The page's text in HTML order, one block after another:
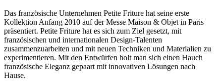
Das französische Unternehmen Petite Friture hat seine erste
Kollektion Anfang 2010 auf der Messe Maison & Objet in Paris
präsentiert. Petite Friture hat es sich zum Ziel gesetzt, mit
französischen und internationalen Design-Talenten
zusammenzuarbeiten und mit neuen Techniken und Materialien zu
experimentieren. Mit den Entwürfen holt man sich einen Hauch
französische Eleganz gepaart mit innovativen Lösungen nach
Hause.